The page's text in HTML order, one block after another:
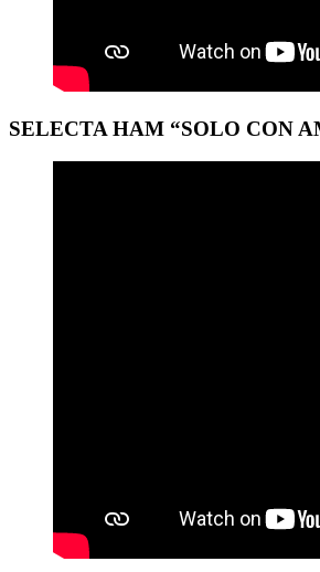
SELECTA HAM “SOLO CON